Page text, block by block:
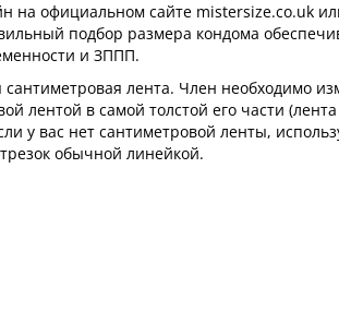
на официальном сайте mistersize.co.uk
подбор размера кондома
и ЗППП.
лента. Член необходимо
лентой в самой толстой его части
у вас нет сантиметровой ленты,
обычной линейкой.